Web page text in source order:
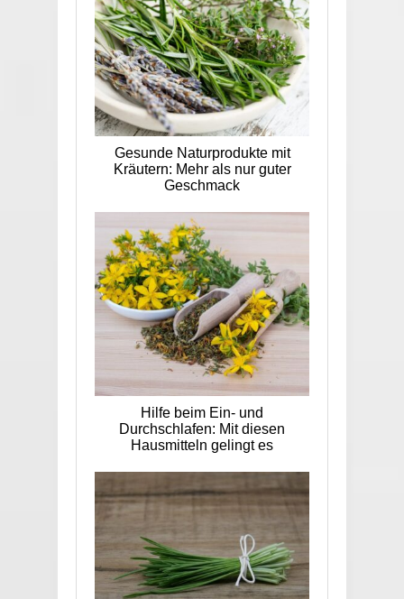
Gesunde Naturprodukte mit
Kräutern: Mehr als nur guter
Geschmack
Hilfe beim Ein- und
Durchschlafen: Mit diesen
Hausmitteln gelingt es